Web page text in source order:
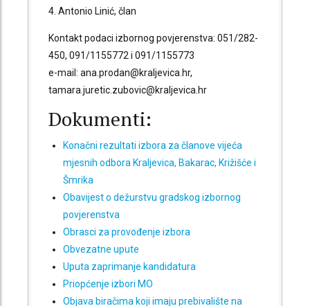
4. Antonio Linić, član
Kontakt podaci izbornog povjerenstva: 051/282-
450, 091/1155772 i 091/1155773
e-mail: ana.prodan@kraljevica.hr,
tamara.juretic.zubovic@kraljevica.hr
Dokumenti:
Konačni rezultati izbora za članove vijeća
mjesnih odbora Kraljevica, Bakarac, Križišće i
Šmrika
Obavijest o dežurstvu gradskog izbornog
povjerenstva
Obrasci za provođenje izbora
Obvezatne upute
Uputa zaprimanje kandidatura
Priopćenje izbori MO
Objava biračima koji imaju prebivalište na